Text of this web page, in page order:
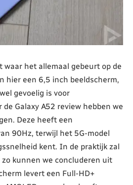
waar het allemaal gebeurt op de
hier een 6,5 inch beeldscherm,
gevoelig is voor
Galaxy A52 review hebben we
Deze heeft een
90Hz, terwijl het 5G-model
kent. In de praktijk zal
kunnen we concluderen uit
levert een Full-HD+